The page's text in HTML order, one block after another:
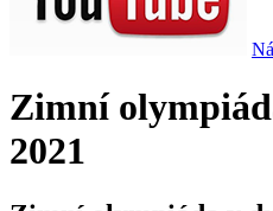
Zimní
2021